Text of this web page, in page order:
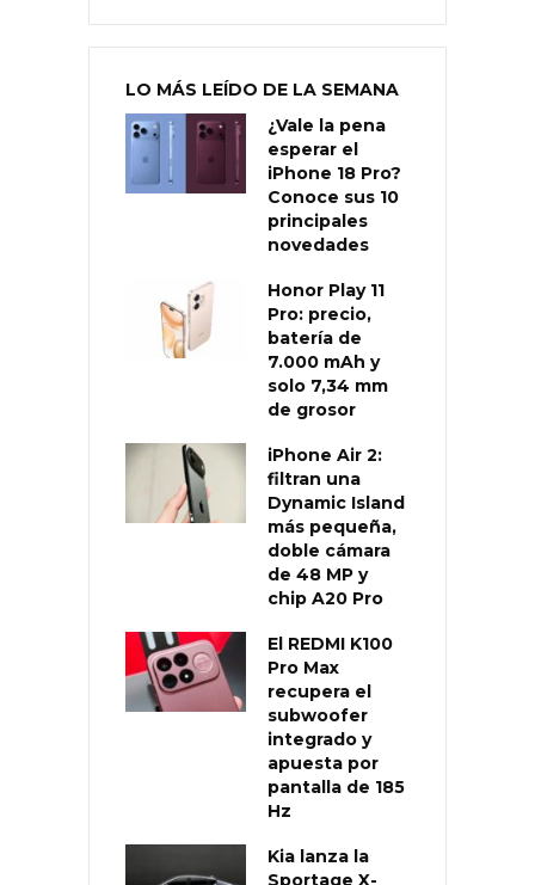
LO MÁS LEÍDO DE LA SEMANA
¿Vale la pena
esperar el
iPhone 18 Pro?
Conoce sus 10
principales
novedades
Honor Play 11
Pro: precio,
batería de
7.000 mAh y
solo 7,34 mm
de grosor
iPhone Air 2:
filtran una
Dynamic Island
más pequeña,
doble cámara
de 48 MP y
chip A20 Pro
El REDMI K100
Pro Max
recupera el
subwoofer
integrado y
apuesta por
pantalla de 185
Hz
Kia lanza la
Sportage X-